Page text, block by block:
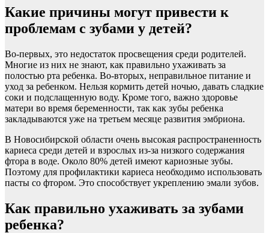
Какие причины могут привести к
проблемам с зубами у детей?
Во-первых, это недостаток просвещения среди родителей.
Многие из них не знают, как правильно ухаживать за
полостью рта ребенка. Во-вторых, неправильное питание и
уход за ребенком. Нельзя кормить детей ночью, давать сладкие
соки и подслащенную воду. Кроме того, важно здоровье
матери во время беременности, так как зубы ребенка
закладываются уже на третьем месяце развития эмбриона.
В Новосибирской области очень высокая распространенность
кариеса среди детей и взрослых из-за низкого содержания
фтора в воде. Около 80% детей имеют кариозные зубы.
Поэтому для профилактики кариеса необходимо использовать
пасты со фтором. Это способствует укреплению эмали зубов.
Как правильно ухаживать за зубами
ребенка?